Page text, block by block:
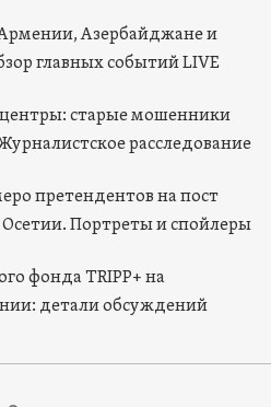
Азербайджане и
главных событий LIVE
старые мошенники
расследование
претендентов на пост
Портреты и спойлеры
фонда TRIPP+ на
детали обсуждений